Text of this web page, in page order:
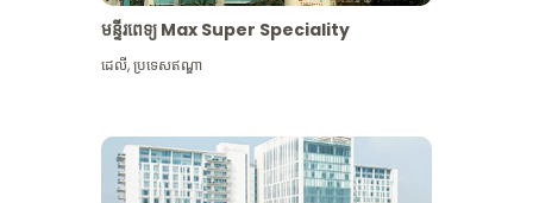
មន្ទីរពេទ្យ Max Super Speciality
ដេលី,ប្រទេសឥណ្ឌា